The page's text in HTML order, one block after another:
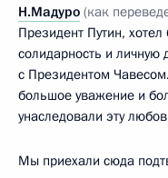
Н.Мадуро (как
Президент Путин,
солидарность и личную
с Президентом
большое уважение и
унаследовали эту
Мы приехали сюда